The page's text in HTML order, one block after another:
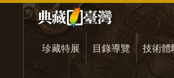
珍藏特展 目錄導覽 技術體